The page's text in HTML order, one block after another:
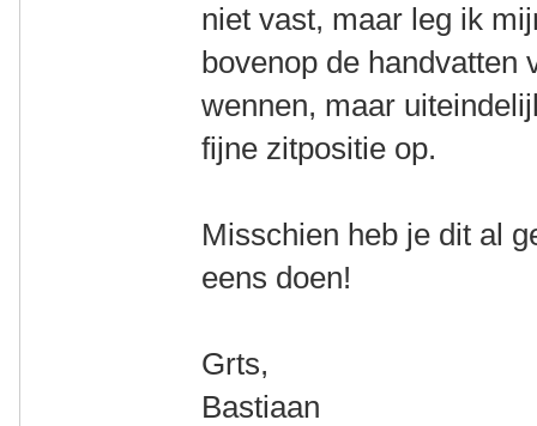
niet vast, maar leg ik
bovenop de handvatten
wennen, maar
fijne zitpositie op.
Misschien heb je dit al
eens doen!
Grts,
Bastiaan